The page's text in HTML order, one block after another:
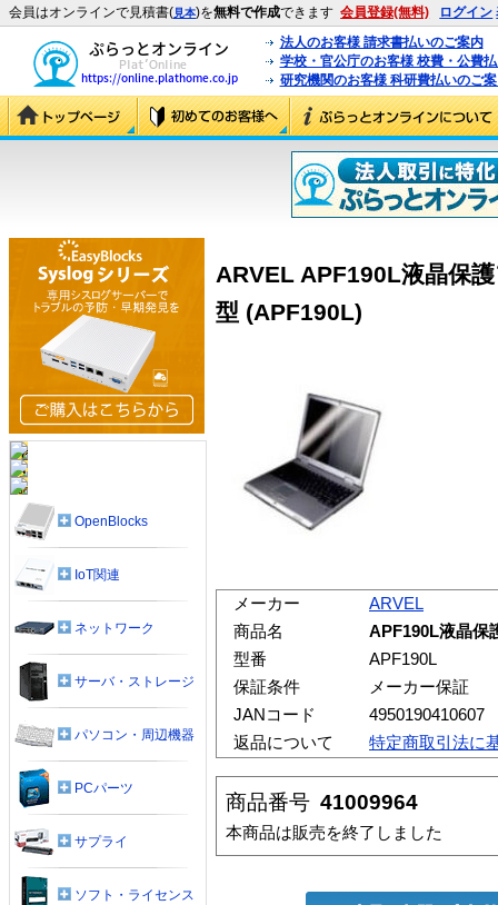
会員はオンラインで見積書(見本)を無料で作成できます 会員登録(無料) ログイン
法人のお客様 請求書払いのご案内
学校・官公庁のお客様 校費・公費
研究機関のお客様 科研費払いのご
ARVEL APF190L液晶保
型 (APF190L)
メーカー
ARVEL
商品名
APF190L液晶保
型番
APF190L
保証条件
メーカー保証
JANコード
4950190410607
返品について
特定商取引法に
商品番号 41009964
本商品は販売を終了しました
OpenBlocks
IoT関連
ネットワーク
サーバ・ストレージ
パソコン・周辺機器
PCパーツ
サプライ
ソフト・ライセンス